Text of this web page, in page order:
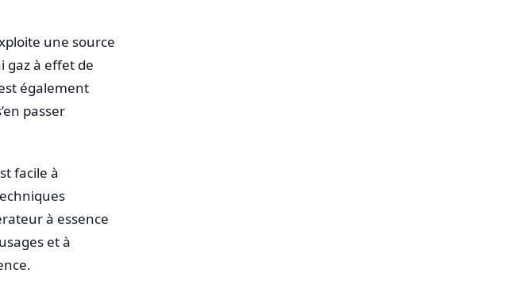
une source
gaz à effet de
également
passer
facile à
à essence
et à